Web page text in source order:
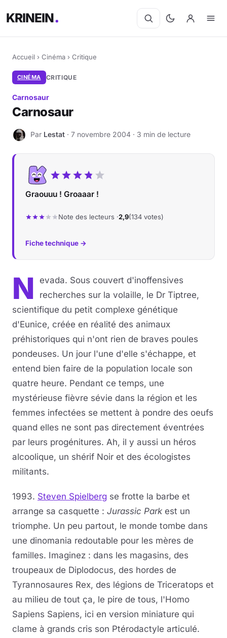
KRINEIN
Accueil › Cinéma › Critique
CINÉMA CRITIQUE
Carnosaur
Carnosaur
L Par Lestat · 7 novembre 2004 · 3 min de lecture
Graouuu ! Groaaar !
Note des lecteurs ·2,9(134 votes)
Fiche technique →
N
evada. Sous couvert d'inoffensives
recherches sur la volaille, le Dr Tiptree,
scientifique du petit complexe génétique
d'Eunice, créée en réalité des animaux
préhistoriques qui n'ont rien de braves poules
pondeuses. Un jour l'une d'elle s'échappe, et
entend bien faire de la population locale son
quatre heure. Pendant ce temps, une
mystérieuse fièvre sévie dans la région et les
femmes infectées se mettent à pondre des oeufs
quand elles ne sont pas directement éventrées
par leurs progénitures. Ah, il y aussi un héros
alcoolique, un shérif Noir et des écologistes
militants.
1993. Steven Spielberg se frotte la barbe et
arrange sa casquette : Jurassic Park est un
triomphe. Un peu partout, le monde tombe dans
une dinomania redoutable pour les mères de
familles. Imaginez : dans les magasins, des
troupeaux de Diplodocus, des hordes de
Tyrannosaures Rex, des légions de Triceratops et
au milieu de tout ça, le pire de tous, l'Homo
Sapiens Sapiens, ici en version miniature qui
clame à grands cris son Ptérodactyle articulé.